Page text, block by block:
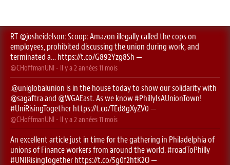
RT @josheidelson: Scoop: Amazon illegally called the cops on
employees, prohibited discussing the union during work, and
terminated a… https://t.co/G892Yzg8Sh —
@CHoffmanUNI - Il y a 2 années 11 mois
.@uniglobalunion is in the house today to show our solidarity with
@sagaftra ⁩ and ⁦ @WGAEast⁩. As we know#PhillyIsAUnionTown!
#UniRisingTogether https://t.co/TEd8gXyZV0 —
@CHoffmanUNI - Il y a 2 années 11 mois
An excellent article just in time for the gathering in Philadelphia of
unions of Finance workers from around the world.#roadToPhilly
#UNIRisingTogether https://t.co/5g0f2htK2O—